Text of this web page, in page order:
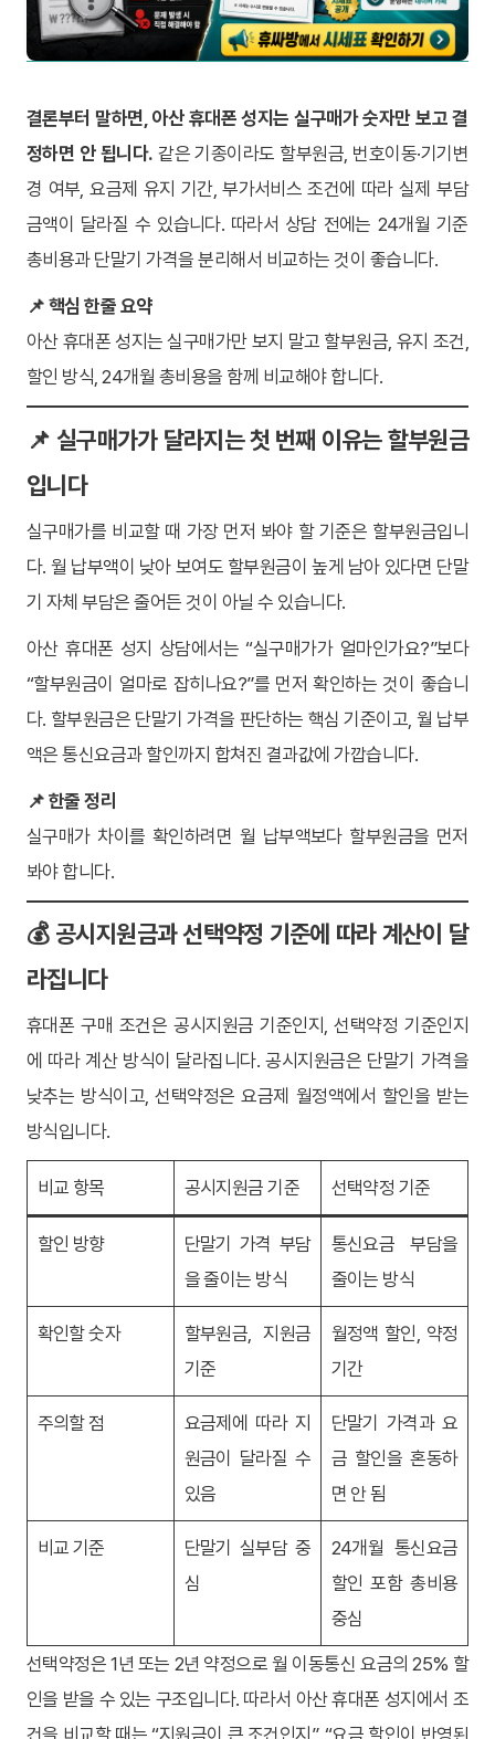
결론부터 말하면, 아산 휴대폰 성지는 실구매가 숫자만 보고 결
정하면 안 됩니다. 같은 기종이라도 할부원금, 번호이동·기기변
경 여부, 요금제 유지 기간, 부가서비스 조건에 따라 실제 부담
금액이 달라질 수 있습니다. 따라서 상담 전에는 24개월 기준
총비용과 단말기 가격을 분리해서 비교하는 것이 좋습니다.
📌 핵심 한줄 요약
아산 휴대폰 성지는 실구매가만 보지 말고 할부원금, 유지 조건,
할인 방식, 24개월 총비용을 함께 비교해야 합니다.
📌 실구매가가 달라지는 첫 번째 이유는 할부원금
입니다
실구매가를 비교할 때 가장 먼저 봐야 할 기준은 할부원금입니
다. 월 납부액이 낮아 보여도 할부원금이 높게 남아 있다면 단말
기 자체 부담은 줄어든 것이 아닐 수 있습니다.
아산 휴대폰 성지 상담에서는 “실구매가가 얼마인가요?”보다
“할부원금이 얼마로 잡히나요?”를 먼저 확인하는 것이 좋습니
다. 할부원금은 단말기 가격을 판단하는 핵심 기준이고, 월 납부
액은 통신요금과 할인까지 합쳐진 결과값에 가깝습니다.
📌 한줄 정리
실구매가 차이를 확인하려면 월 납부액보다 할부원금을 먼저
봐야 합니다.
💰 공시지원금과 선택약정 기준에 따라 계산이 달
라집니다
휴대폰 구매 조건은 공시지원금 기준인지, 선택약정 기준인지
에 따라 계산 방식이 달라집니다. 공시지원금은 단말기 가격을
낮추는 방식이고, 선택약정은 요금제 월정액에서 할인을 받는
방식입니다.
비교 항목 공시지원금 기준 선택약정 기준
할인 방향
단말기 가격 부담
을 줄이는 방식
통신요금 부담을
줄이는 방식
확인할 숫자
할부원금, 지원금
기준
월정액 할인, 약정
기간
주의할 점
요금제에 따라 지
원금이 달라질 수
있음
단말기 가격과 요
금 할인을 혼동하
면 안 됨
비교 기준
단말기 실부담 중
심
24개월 통신요금
할인 포함 총비용
중심
선택약정은 1년 또는 2년 약정으로 월 이동통신 요금의 25% 할
인을 받을 수 있는 구조입니다. 따라서 아산 휴대폰 성지에서 조